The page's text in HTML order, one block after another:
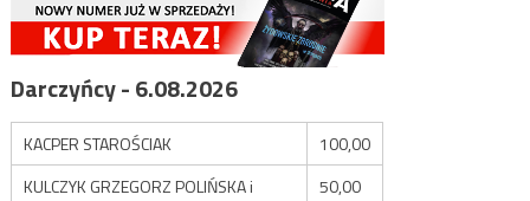
Darczyńcy - 6.08.2026
KACPER STAROŚCIAK
100,00
KULCZYK GRZEGORZ POLIŃSKA i
50,00